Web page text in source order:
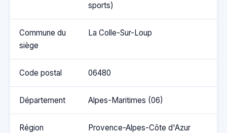
sports)
Commune du
siège
La Colle-Sur-Loup
Code postal 06480
Département Alpes-Maritimes (06)
Région Provence-Alpes-Côte d'Azur